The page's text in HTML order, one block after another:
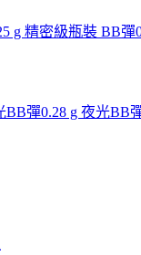
g 精密級瓶裝 BB彈
BB彈0.28 g 夜光BB